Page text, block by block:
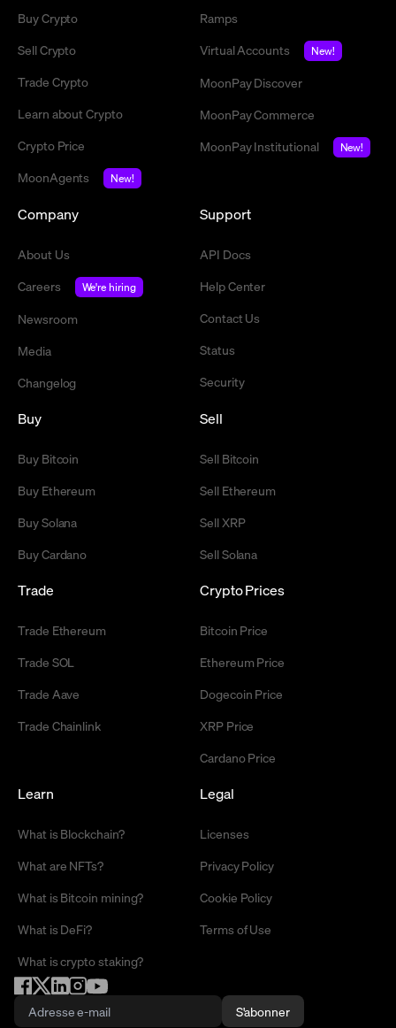
Buy Crypto
Sell Crypto
Trade Crypto
Learn about Crypto
Crypto Price
MoonAgents
New!
Ramps
Virtual Accounts
New!
MoonPay Discover
MoonPay Commerce
MoonPay Institutional
New!
Company
About Us
Careers
We're hiring
Newsroom
Media
Changelog
Support
API Docs
Help Center
Contact Us
Status
Security
Buy
Buy Bitcoin
Buy Ethereum
Buy Solana
Buy Cardano
Sell
Sell Bitcoin
Sell Ethereum
Sell XRP
Sell Solana
Trade
Trade Ethereum
Trade SOL
Trade Aave
Trade Chainlink
Crypto Prices
Bitcoin Price
Ethereum Price
Dogecoin Price
XRP Price
Cardano Price
Learn
What is Blockchain?
What are NFTs?
What is Bitcoin mining?
What is DeFi?
What is crypto staking?
Legal
Licenses
Privacy Policy
Cookie Policy
Terms of Use
S'abonner